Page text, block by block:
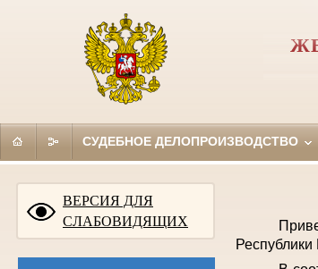
СУДЕБНОЕ ДЕЛОПРОИЗВОДСТВО
ВЕРСИЯ ДЛЯ
СЛАБОВИДЯЩИХ